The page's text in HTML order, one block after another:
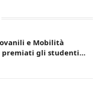
e Mobilità
premiati gli studenti
bando “La strada